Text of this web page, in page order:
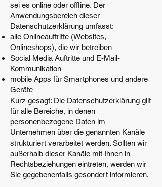
sei es online oder offline. Der
Anwendungsbereich dieser
Datenschutzerklärung umfasst:
alle Onlineauftritte (Websites,
Onlineshops), die wir betreiben
Social Media Auftritte und E-Mail-
Kommunikation
mobile Apps für Smartphones und andere
Geräte
Kurz gesagt: Die Datenschutzerklärung gilt
für alle Bereiche, in denen
personenbezogene Daten im
Unternehmen über die genannten Kanäle
strukturiert verarbeitet werden. Sollten wir
außerhalb dieser Kanäle mit Ihnen in
Rechtsbeziehungen eintreten, werden wir
Sie gegebenenfalls gesondert informieren.